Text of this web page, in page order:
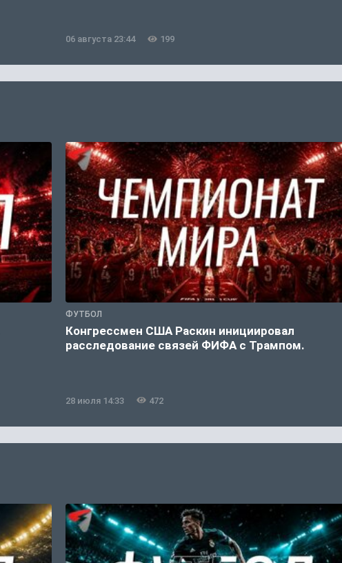
06 августа 23:44 199
ФУТБОЛ
Конгрессмен США Раскин инициировал
расследование связей ФИФА с Трампом.
28 июля 14:33 472